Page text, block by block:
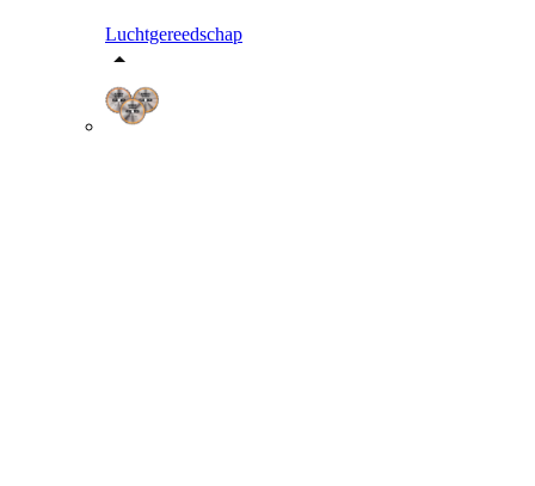
Luchtgereedschap